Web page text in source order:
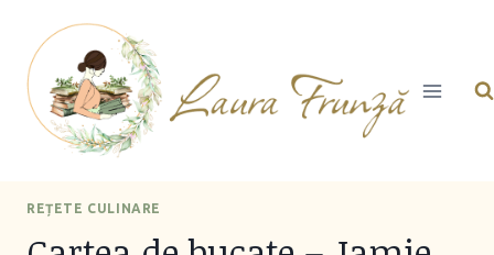
content
REȚETE CULINARE